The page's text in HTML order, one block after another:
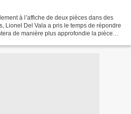
à l’affiche de deux pièces dans des
Lionel Del Vala a pris le temps de répondre
de manière plus approfondie la pièce